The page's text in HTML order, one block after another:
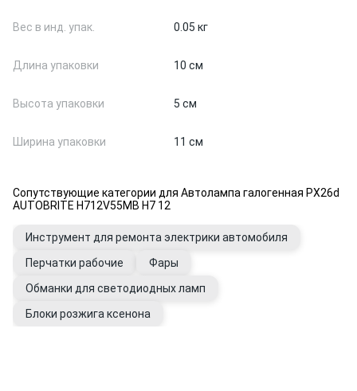
Вес в инд. упак. 0.05 кг
Длина упаковки 10 см
Высота упаковки 5 см
Ширина упаковки 11 см
Сопутствующие категории для Автолампа галогенная PX26d
AUTOBRITE H712V55MB H7 12
Инструмент для ремонта электрики автомобиля
Перчатки рабочие
Фары
Обманки для светодиодных ламп
Блоки розжига ксенона